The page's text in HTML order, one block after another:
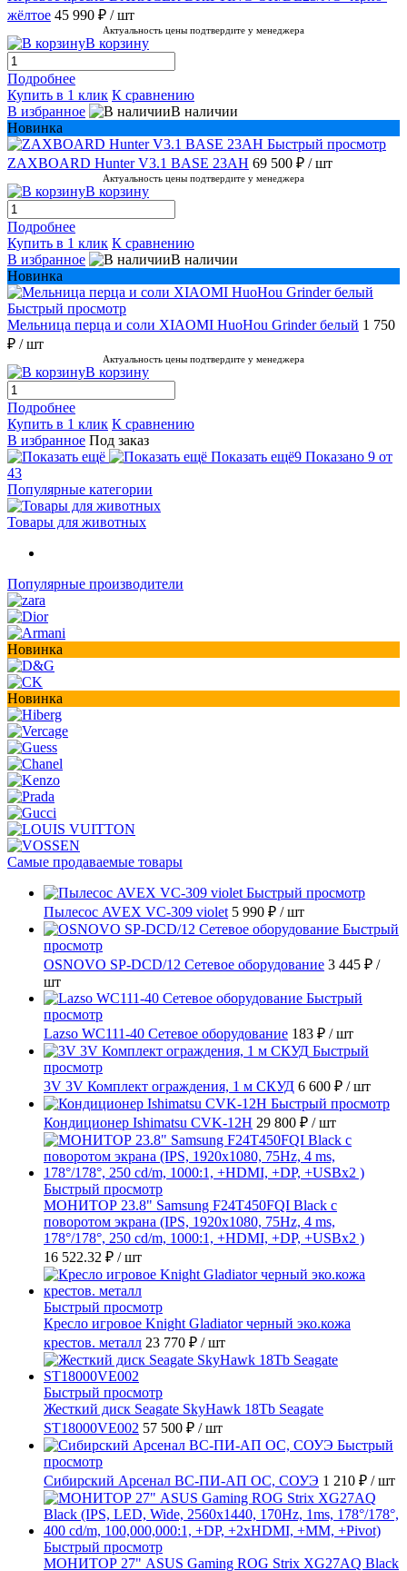
жёлтое 45 990 ₽ / шт
Актуальность цены подтвердите у менеджера
В корзину
Подробнее
Купить в 1 клик К сравнению
В избранное
В наличии
Новинка
Быстрый просмотр
ZAXBOARD Hunter V3.1 BASE 23AH 69 500 ₽ / шт
Актуальность цены подтвердите у менеджера
В корзину
Подробнее
Купить в 1 клик К сравнению
В избранное
В наличии
Новинка
Быстрый просмотр
Мельница перца и соли XIAOMI HuoHou Grinder белый 1 750
₽ / шт
Актуальность цены подтвердите у менеджера
В корзину
Подробнее
Купить в 1 клик К сравнению
В избранное Под заказ
Показать ещё9 Показано 9 от
43
Популярные категории
Товары для животных
Популярные производители
Новинка
Новинка
Самые продаваемые товары
Быстрый просмотр
Пылесос AVEX VC-309 violet 5 990 ₽ / шт
Быстрый
просмотр
OSNOVO SP-DCD/12 Сетевое оборудование 3 445 ₽ /
шт
Быстрый
просмотр
Lazso WC111-40 Сетевое оборудование 183 ₽ / шт
Быстрый
просмотр
3V 3V Комплект ограждения, 1 м СКУД 6 600 ₽ / шт
Быстрый просмотр
Кондиционер Ishimatsu CVK-12H 29 800 ₽ / шт
Быстрый просмотр
МОНИТОР 23.8" Samsung F24T450FQI Black с
поворотом экрана (IPS, 1920x1080, 75Hz, 4 ms,
178°/178°, 250 cd/m, 1000:1, +HDMI, +DP, +USBx2 )
16 522.32 ₽ / шт
Быстрый просмотр
Кресло игровое Knight Gladiator черный эко.кожа
крестов. металл 23 770 ₽ / шт
Быстрый просмотр
Жесткий диск Seagate SkyHawk 18Tb Seagate
ST18000VE002 57 500 ₽ / шт
Быстрый
просмотр
Сибирский Арсенал ВС-ПИ-АП ОС, СОУЭ 1 210 ₽ / шт
Быстрый просмотр
МОНИТОР 27" ASUS Gaming ROG Strix XG27AQ Black